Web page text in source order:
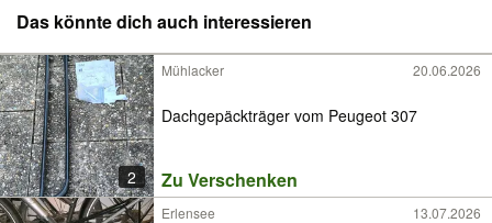
Das könnte dich auch interessieren
2
Mühlacker 20.06.2026
Dachgepäckträger vom Peugeot 307
Zu Verschenken
Erlensee 13.07.2026